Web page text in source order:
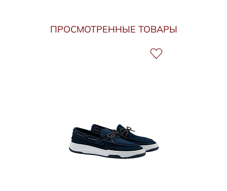
ПРОСМОТРЕННЫЕ ТОВАРЫ